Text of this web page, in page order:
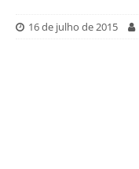
16 de julho de 2015